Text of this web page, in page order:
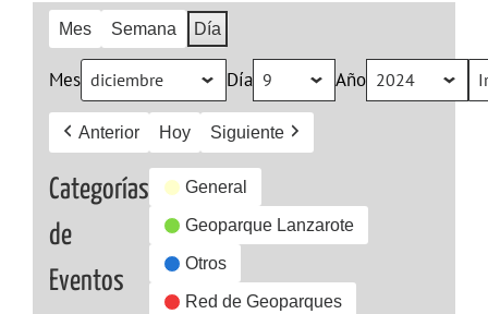
Mes Semana Día
Mes Día Año
Anterior Hoy Siguiente
Categorías
de
Eventos
General
Geoparque Lanzarote
Otros
Red de Geoparques